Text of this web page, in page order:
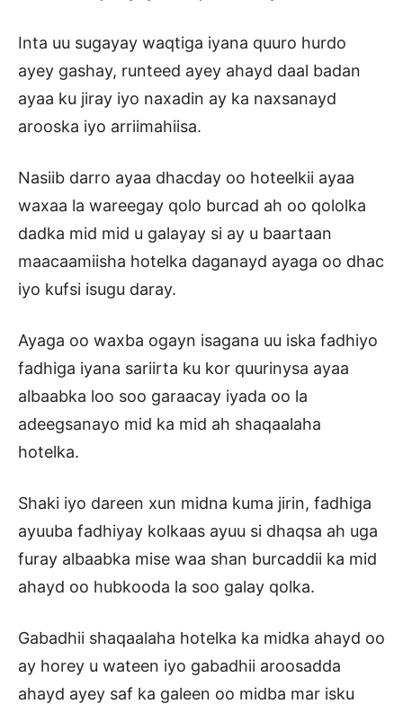
Inta uu sugayay waqtiga iyana quuro hurdo
ayey gashay, runteed ayey ahayd daal badan
ayaa ku jiray iyo naxadin ay ka naxsanayd
arooska iyo arriimahiisa.
Nasiib darro ayaa dhacday oo hoteelkii ayaa
waxaa la wareegay qolo burcad ah oo qololka
dadka mid mid u galayay si ay u baartaan
maacaamiisha hotelka daganayd ayaga oo dhac
iyo kufsi isugu daray.
Ayaga oo waxba ogayn isagana uu iska fadhiyo
fadhiga iyana sariirta ku kor quurinysa ayaa
albaabka loo soo garaacay iyada oo la
adeegsanayo mid ka mid ah shaqaalaha
hotelka.
Shaki iyo dareen xun midna kuma jirin, fadhiga
ayuuba fadhiyay kolkaas ayuu si dhaqsa ah uga
furay albaabka mise waa shan burcaddii ka mid
ahayd oo hubkooda la soo galay qolka.
Gabadhii shaqaalaha hotelka ka midka ahayd oo
ay horey u wateen iyo gabadhii aroosadda
ahayd ayey saf ka galeen oo midba mar isku